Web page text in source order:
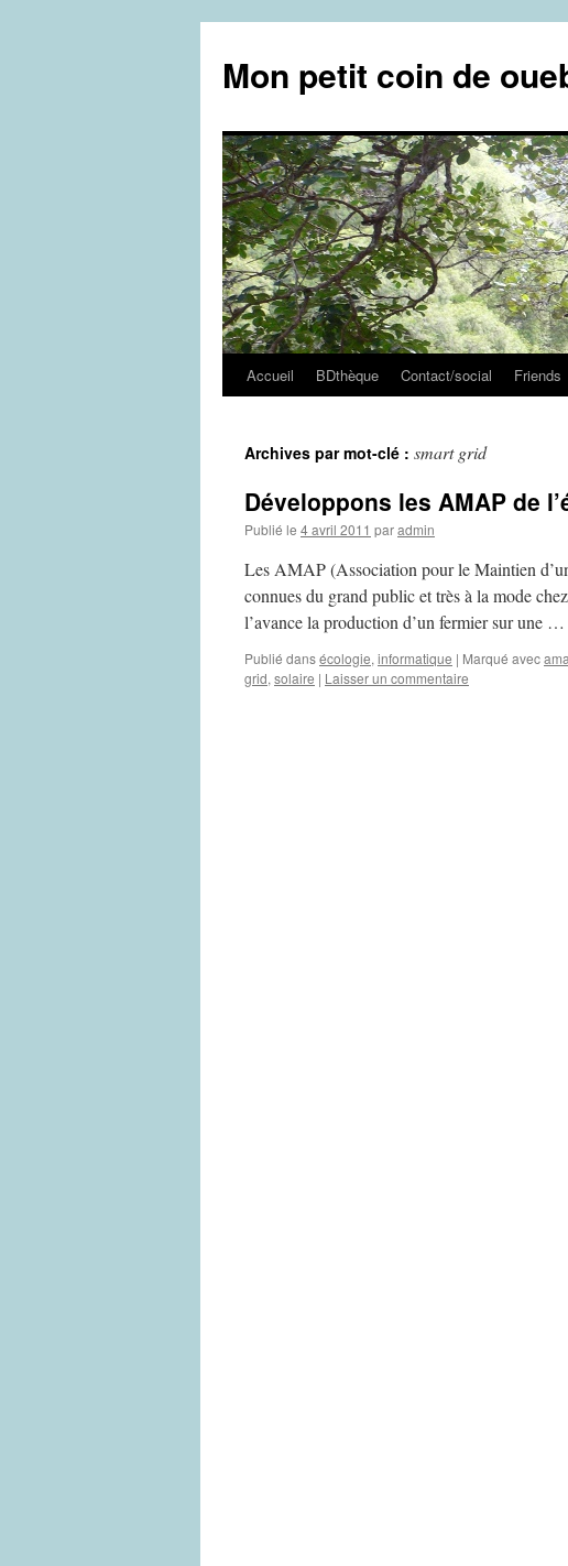
contenu
Mon petit coin de
Accueil BDthèque Contact/social Friends
Archives par mot-clé : smart grid
Développons les AMAP de
Publié le 4 avril 2011 paradmin
Les AMAP (Association pour le Maintien
connues du grand public et très à la mode
l’avance la production d’un fermier sur une …
Publié dansécologie, informatique | Marqué avec
grid, solaire | Laisser un commentaire